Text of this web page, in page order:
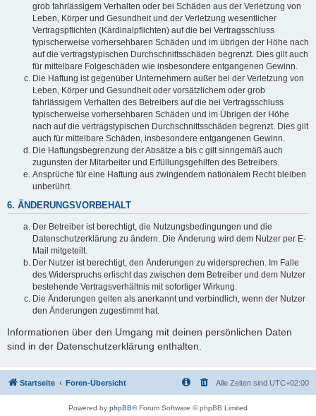
grob fahrlässigem Verhalten oder bei Schäden aus der Verletzung von
Leben, Körper und Gesundheit und der Verletzung wesentlicher
Vertragspflichten (Kardinalpflichten) auf die bei Vertragsschluss
typischerweise vorhersehbaren Schäden und im übrigen der Höhe nach
auf die vertragstypischen Durchschnittsschäden begrenzt. Dies gilt auch
für mittelbare Folgeschäden wie insbesondere entgangenen Gewinn.
Die Haftung ist gegenüber Unternehmern außer bei der Verletzung von
Leben, Körper und Gesundheit oder vorsätzlichem oder grob
fahrlässigem Verhalten des Betreibers auf die bei Vertragsschluss
typischerweise vorhersehbaren Schäden und im Übrigen der Höhe
nach auf die vertragstypischen Durchschnittsschäden begrenzt. Dies gilt
auch für mittelbare Schäden, insbesondere entgangenen Gewinn.
Die Haftungsbegrenzung der Absätze a bis c gilt sinngemäß auch
zugunsten der Mitarbeiter und Erfüllungsgehilfen des Betreibers.
Ansprüche für eine Haftung aus zwingendem nationalem Recht bleiben
unberührt.
6. ÄNDERUNGSVORBEHALT
Der Betreiber ist berechtigt, die Nutzungsbedingungen und die
Datenschutzerklärung zu ändern. Die Änderung wird dem Nutzer per E-
Mail mitgeteilt.
Der Nutzer ist berechtigt, den Änderungen zu widersprechen. Im Falle
des Widerspruchs erlischt das zwischen dem Betreiber und dem Nutzer
bestehende Vertragsverhältnis mit sofortiger Wirkung.
Die Änderungen gelten als anerkannt und verbindlich, wenn der Nutzer
den Änderungen zugestimmt hat.
Informationen über den Umgang mit deinen persönlichen Daten
sind in der Datenschutzerklärung enthalten.
Startseite Foren-Übersicht Alle Zeiten sind UTC+02:00
Powered by phpBB® Forum Software © phpBB Limited